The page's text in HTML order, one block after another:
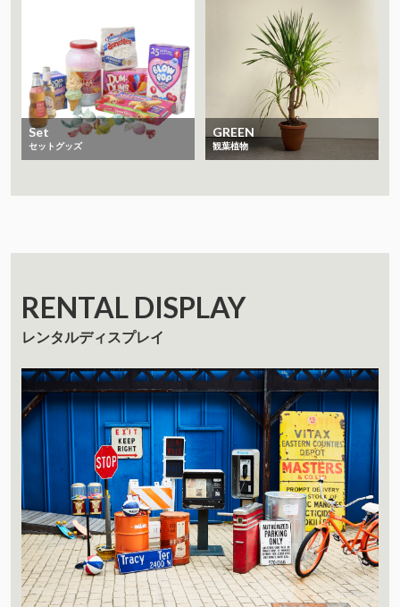
Set
セットグッズ
GREEN
観葉植物
RENTAL DISPLAY
レンタルディスプレイ